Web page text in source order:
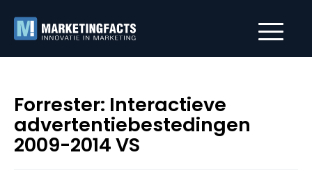
Forrester: Interactieve
advertentiebestedingen
2009-2014 VS